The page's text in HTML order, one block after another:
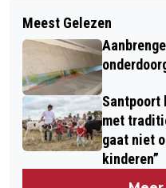
BEWONERS
AGNES EN
VAN GOUDEN
WARMTE IN
LEGER DES
WORDT
Meest Gelezen
Santpoort
met
gaat niet
kinderen”